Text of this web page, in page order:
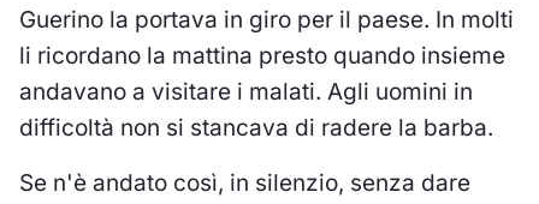
Guerino la portava in giro per il paese. In molti
li ricordano la mattina presto quando insieme
andavano a visitare i malati. Agli uomini in
difficoltà non si stancava di radere la barba.
Se n'è andato così, in silenzio, senza dare